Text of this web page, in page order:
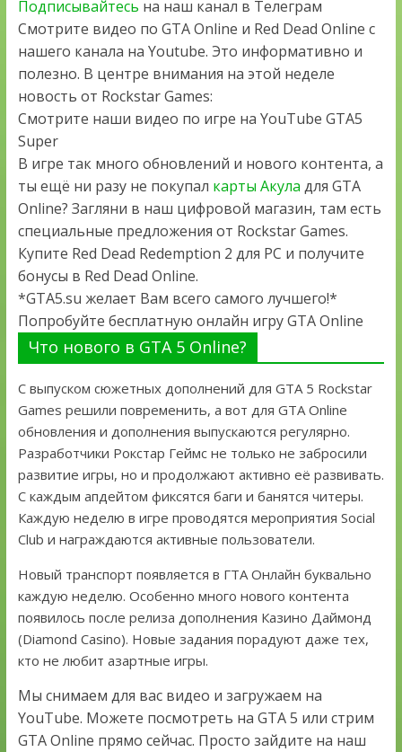
Подписывайтесь на наш канал в Телеграм
Смотрите видео по GTA Online и Red Dead Online с
нашего канала на Youtube. Это информативно и
полезно. В центре внимания на этой неделе
новость от Rockstar Games:
Смотрите наши видео по игре на YouTube GTA5
Super
В игре так много обновлений и нового контента, а
ты ещё ни разу не покупал карты Акула для GTA
Online? Загляни в наш цифровой магазин, там есть
специальные предложения от Rockstar Games.
Купите Red Dead Redemption 2 для PC и получите
бонусы в Red Dead Online.
*GTA5.su желает Вам всего самого лучшего!*
Попробуйте бесплатную онлайн игру GTA Online
Что нового в GTA 5 Online?
С выпуском сюжетных дополнений для GTA 5 Rockstar
Games решили повременить, а вот для GTA Online
обновления и дополнения выпускаются регулярно.
Разработчики Рокстар Геймс не только не забросили
развитие игры, но и продолжают активно её развивать.
С каждым апдейтом фиксятся баги и банятся читеры.
Каждую неделю в игре проводятся мероприятия Social
Club и награждаются активные пользователи.
Новый транспорт появляется в ГТА Онлайн буквально
каждую неделю. Особенно много нового контента
появилось после релиза дополнения Казино Даймонд
(Diamond Casino). Новые задания порадуют даже тех,
кто не любит азартные игры.
Мы снимаем для вас видео и загружаем на
YouTube. Можете посмотреть на GTA 5 или стрим
GTA Online прямо сейчас. Просто зайдите на наш